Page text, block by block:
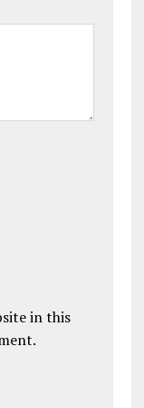
in this